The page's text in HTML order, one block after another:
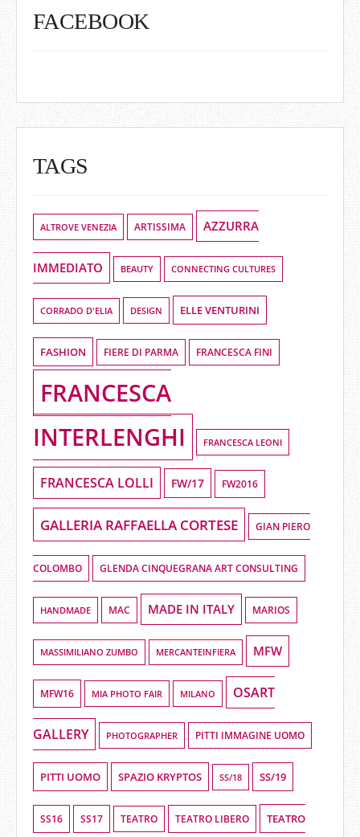
FACEBOOK
TAGS
ALTROVE VENEZIA ARTISSIMA AZZURRA
IMMEDIATO BEAUTY CONNECTING CULTURES
CORRADO D'ELIA DESIGN ELLE VENTURINI
FASHION FIERE DI PARMA FRANCESCA FINI
FRANCESCA
INTERLENGHI
FRANCESCA LEONI
FRANCESCA LOLLI FW/17 FW2016
GALLERIA RAFFAELLA CORTESE GIAN PIERO
COLOMBO GLENDA CINQUEGRANA ART CONSULTING
HANDMADE MAC MADE IN ITALY MARIOS
MASSIMILIANO ZUMBO MERCANTEINFIERA MFW
MFW16 MIA PHOTO FAIR MILANO OSART
GALLERY PHOTOGRAPHER PITTI IMMAGINE UOMO
PITTI UOMO SPAZIO KRYPTOS SS/18 SS/19
SS16 SS17 TEATRO TEATRO LIBERO TEATRO